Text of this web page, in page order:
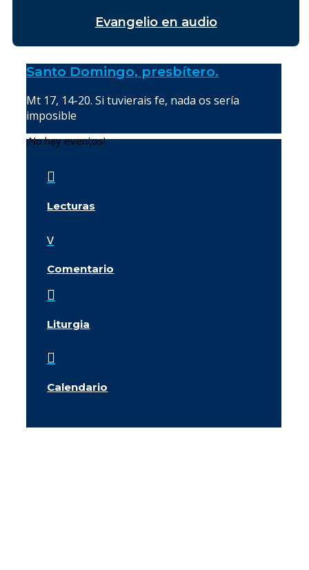
Evangelio en audio
Santo Domingo, presbítero.
Mt 17, 14-20. Si tuvierais fe, nada os sería
imposible
¡No hay eventos!

Lecturas
v
Comentario

Liturgia

Calendario